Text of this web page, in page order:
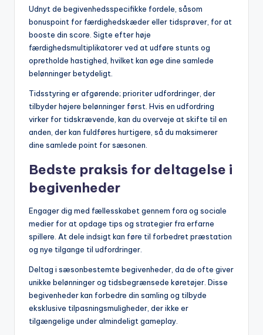
Udnyt de begivenhedsspecifikke fordele, såsom
bonuspoint for færdighedskæder eller tidsprøver, for at
booste din score. Sigte efter høje
færdighedsmultiplikatorer ved at udføre stunts og
opretholde hastighed, hvilket kan øge dine samlede
belønninger betydeligt.
Tidsstyring er afgørende; prioriter udfordringer, der
tilbyder højere belønninger først. Hvis en udfordring
virker for tidskrævende, kan du overveje at skifte til en
anden, der kan fuldføres hurtigere, så du maksimerer
dine samlede point for sæsonen.
Bedste praksis for deltagelse i
begivenheder
Engager dig med fællesskabet gennem fora og sociale
medier for at opdage tips og strategier fra erfarne
spillere. At dele indsigt kan føre til forbedret præstation
og nye tilgange til udfordringer.
Deltag i sæsonbestemte begivenheder, da de ofte giver
unikke belønninger og tidsbegrænsede køretøjer. Disse
begivenheder kan forbedre din samling og tilbyde
eksklusive tilpasningsmuligheder, der ikke er
tilgængelige under almindeligt gameplay.